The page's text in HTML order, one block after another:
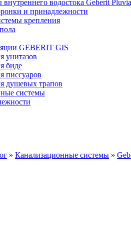
водостока Geberit Pluvia
и принадлежности
крепления
GEBERIT GIS
унитазов
биде
писсуаров
душевых трапов
системы
» Канализационные системы »